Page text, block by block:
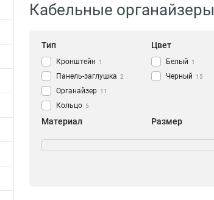
Кабельные органайзеры
Тип
Кронштейн 1
Панель-заглушка 2
Органайзер 11
Кольцо 5
Цвет
Белый 1
Черный 15
Материал
Стальной 1
Металлический 10
Размер
50х80мм 1
50х60мм 1